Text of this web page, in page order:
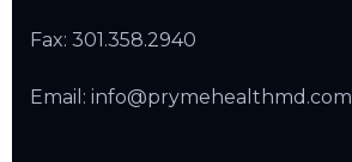
Fax: 301.358.2940
Email: info@prymehealthmd.com